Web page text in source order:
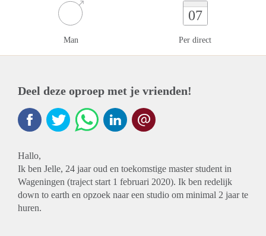
Man
07
Per direct
Deel deze oproep met je vrienden!
Hallo,
Ik ben Jelle, 24 jaar oud en toekomstige master student in
Wageningen (traject start 1 februari 2020). Ik ben redelijk
down to earth en opzoek naar een studio om minimal 2 jaar te
huren.